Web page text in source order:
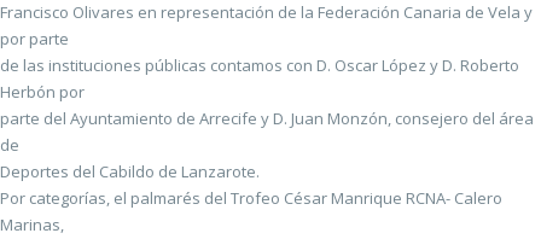
Francisco Olivares en representación de la Federación Canaria de Vela y
por parte
de las instituciones públicas contamos con D. Oscar López y D. Roberto
Herbón por
parte del Ayuntamiento de Arrecife y D. Juan Monzón, consejero del área
de
Deportes del Cabildo de Lanzarote.
Por categorías, el palmarés del Trofeo César Manrique RCNA- Calero
Marinas,